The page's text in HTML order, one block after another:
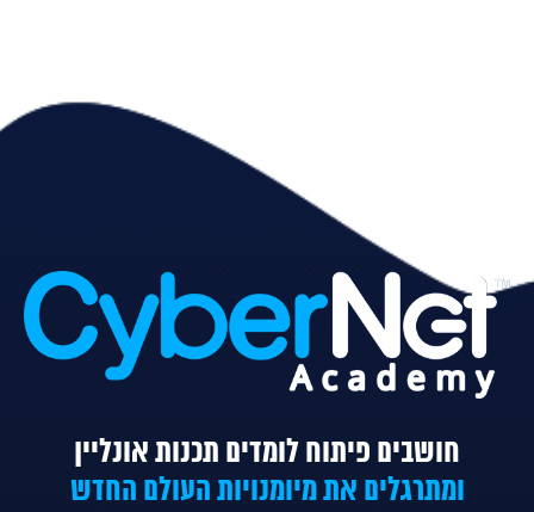
חושבים פיתוח לומדים תכנות אונליין
ומתרגלים את מיומנויות העולם החדש